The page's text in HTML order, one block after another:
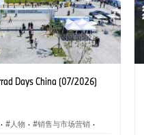
Days China (07/2026)
· 人物 · 销售与市场营销 ·